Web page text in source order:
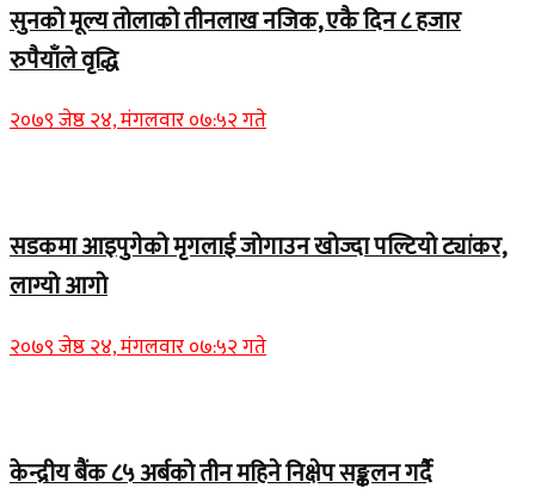
सुनको मूल्य तोलाको तीनलाख नजिक, एकै दिन ८ हजार
रुपैयाँले वृद्धि
२०७९ जेष्ठ २४, मंगलवार ०७:५२ गते
सडकमा आइपुगेको मृगलाई जोगाउन खोज्दा पल्टियो ट्यांकर,
लाग्यो आगो
२०७९ जेष्ठ २४, मंगलवार ०७:५२ गते
केन्द्रीय बैंक ८५ अर्बको तीन महिने निक्षेप सङ्कलन गर्दै